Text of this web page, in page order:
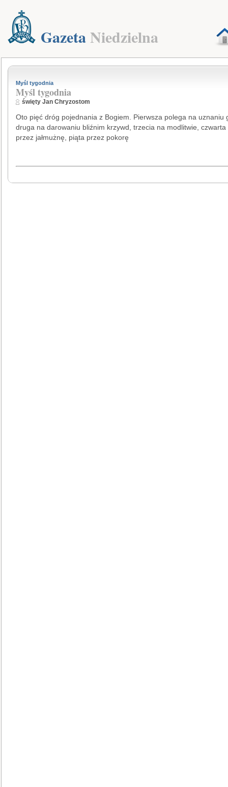
GazetaNiedzielna
Myśl tygodnia
Myśl tygodnia
święty Jan Chryzostom
Oto pięć dróg pojednania z Bogiem. Pierwsza polega na uznaniu
druga na darowaniu bliźnim krzywd, trzecia na modlitwie, czwarta
przez jałmużnę, piąta przez pokorę